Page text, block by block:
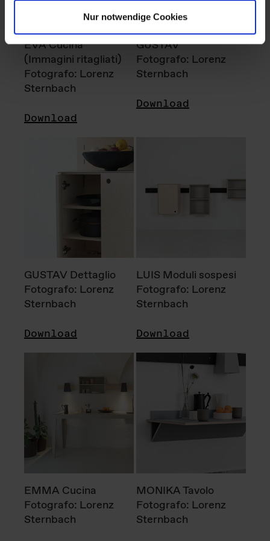
Nur notwendige Cookies
EVA Cucina
(Immagini ritagliati)
Fotografo: Lorenz
Sternbach
Download
GUSTAV
Fotografo: Lorenz
Sternbach
Download
GUSTAV Dettaglio
Fotografo: Lorenz
Sternbach
Download
LUIS Moduli sospesi
Fotografo: Lorenz
Sternbach
Download
EMMA Cucina
Fotografo: Lorenz
Sternbach
MONIKA Tavolo
Fotografo: Lorenz
Sternbach